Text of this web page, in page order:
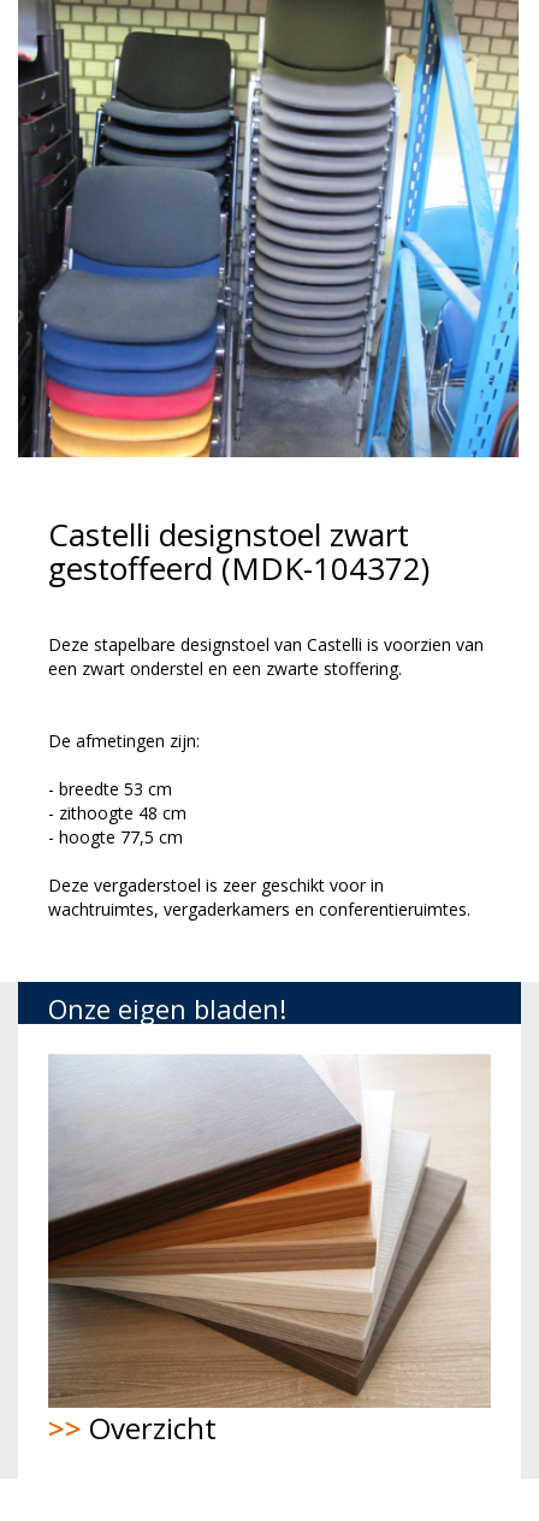
Castelli designstoel zwart
gestoffeerd (MDK-104372)
Deze stapelbare designstoel van Castelli is voorzien van
een zwart onderstel en een zwarte stoffering.
De afmetingen zijn:
- breedte 53 cm
- zithoogte 48 cm
- hoogte 77,5 cm
Deze vergaderstoel is zeer geschikt voor in
wachtruimtes, vergaderkamers en conferentieruimtes.
Onze eigen bladen!
>> Overzicht